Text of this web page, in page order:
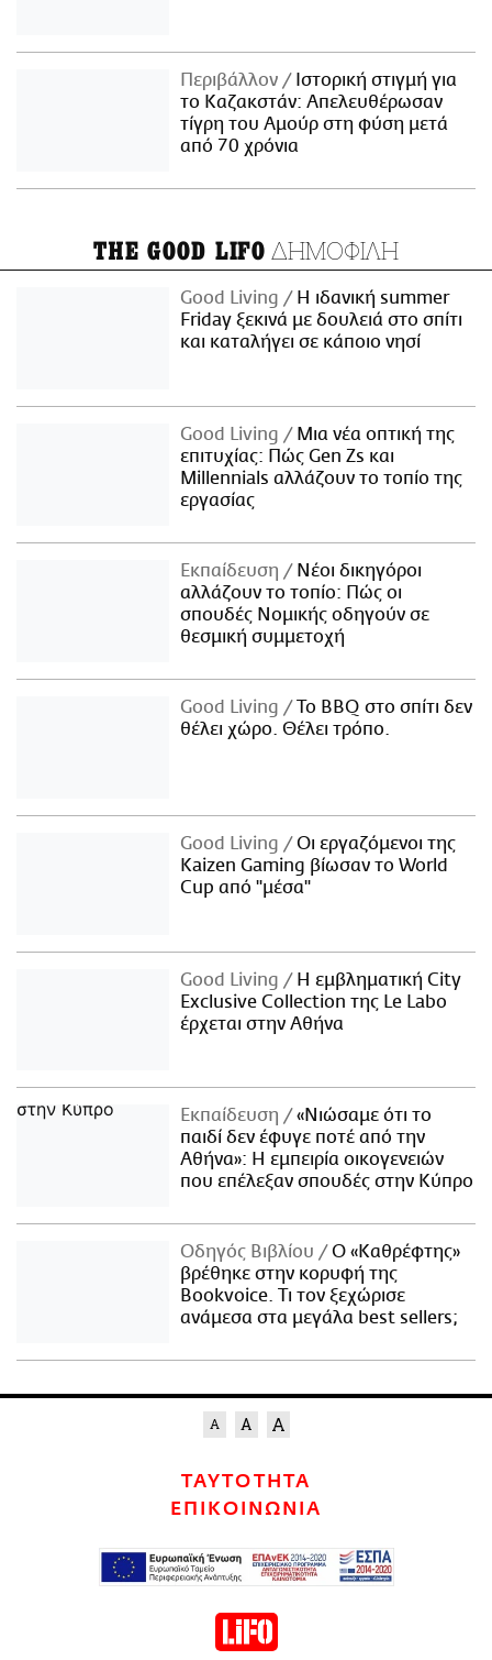
Περιβάλλον
Ιστορική στιγμή για
το Καζακστάν: Απελευθέρωσαν
τίγρη του Αμούρ στη φύση μετά
από 70 χρόνια
THE GOOD LIFO ΔΗΜΟΦΙΛΗ
Good Living
Η ιδανική summer
Friday ξεκινά με δουλειά στο σπίτι
και καταλήγει σε κάποιο νησί
Good Living
Μια νέα οπτική της
επιτυχίας: Πώς Gen Zs και
Millennials αλλάζουν το τοπίο της
εργασίας
Εκπαίδευση
Νέοι δικηγόροι
αλλάζουν το τοπίο: Πώς οι
σπουδές Νομικής οδηγούν σε
θεσμική συμμετοχή
Good Living
Το BBQ στο σπίτι δεν
θέλει χώρο. Θέλει τρόπο.
Good Living
Οι εργαζόμενοι της
Kaizen Gaming βίωσαν το World
Cup από "μέσα"
Good Living
Η εμβληματική City
Exclusive Collection της Le Labo
έρχεται στην Αθήνα
Εκπαίδευση
«Νιώσαμε ότι το
παιδί δεν έφυγε ποτέ από την
Αθήνα»: Η εμπειρία οικογενειών
που επέλεξαν σπουδές στην Κύπρο
Οδηγός Βιβλίου
Ο «Καθρέφτης»
βρέθηκε στην κορυφή της
Bookvoice. Τι τον ξεχώρισε
ανάμεσα στα μεγάλα best sellers;
ΤΑΥΤΟΤΗΤΑ
ΕΠΙΚΟΙΝΩΝΙΑ